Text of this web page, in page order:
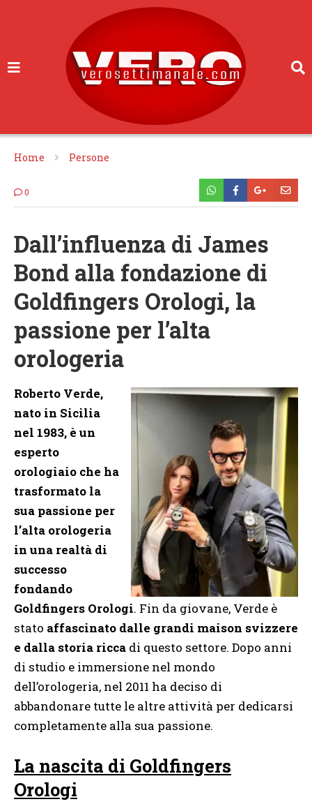
Home Persone
0
Dall’influenza di James
Bond alla fondazione di
Goldfingers Orologi, la
passione per l’alta
orologeria
Roberto Verde,
nato in Sicilia
nel 1983, è un
esperto
orologiaio che ha
trasformato la
sua passione per
l’alta orologeria
in una realtà di
successo
fondando
Goldfingers Orologi. Fin da giovane, Verde è
stato affascinato dalle grandi maison svizzere
e dalla storia ricca di questo settore. Dopo anni
di studio e immersione nel mondo
dell’orologeria, nel 2011 ha deciso di
abbandonare tutte le altre attività per dedicarsi
completamente alla sua passione.
La nascita di Goldfingers
Orologi